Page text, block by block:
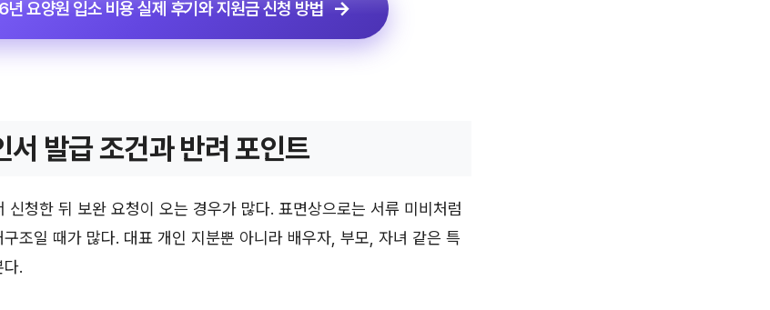
요양원 입소 비용 실제 후기와 지원금 신청 방법
서 발급 조건과 반려 포인트
신청한 뒤 보완 요청이 오는 경우가 많다. 표면상으로는 서류 미비처럼
조일 때가 많다. 대표 개인 지분뿐 아니라 배우자, 부모, 자녀 같은 특
.